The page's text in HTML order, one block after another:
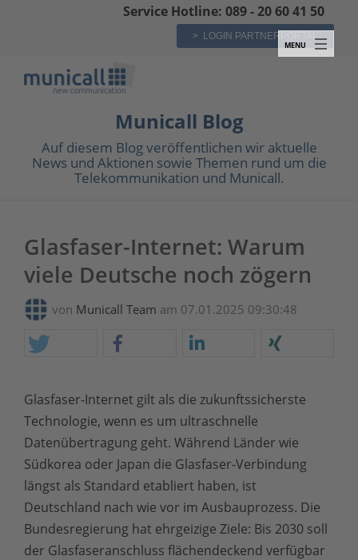
Service Hotline: 089 - 20 60 41 50
> LOGIN PARTNERPORTAL
Municall Blog
Auf diesem Blog veröffentlichen wir aktuelle
News und Aktionen sowie Themen rund um die
Telekommunikation und Municall.
Glasfaser-Internet: Warum
viele Deutsche noch zögern
von Municall Team am 07.01.2025 09:30:48
Glasfaser-Internet gilt als die zukunftssicherste
Technologie, wenn es um ultraschnelle
Datenübertragung geht. Während Länder wie
Südkorea oder Japan die Glasfaser-Verbindung
längst als Standard etabliert haben, ist
Deutschland nach wie vor im Ausbauprozess. Die
Bundesregierung hat ehrgeizige Ziele: Bis 2030 soll
der Glasfaseranschluss flächendeckend verfügbar